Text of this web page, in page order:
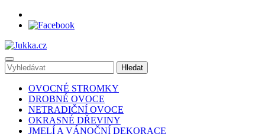
OVOCNÉ STROMKY
DROBNÉ OVOCE
NETRADIČNÍ OVOCE
OKRASNÉ DŘEVINY
JMELÍ A VÁNOČNÍ DEKORACE